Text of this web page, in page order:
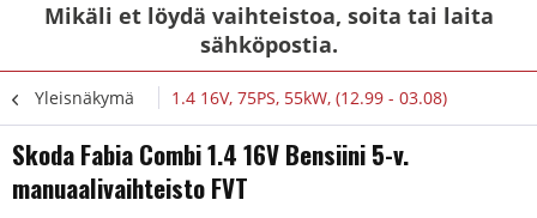
Mikäli et löydä vaihteistoa, soita tai laita
sähköpostia.
Yleisnäkymä 1.4 16V, 75PS, 55kW, (12.99 - 03.08)
Skoda Fabia Combi 1.4 16V Bensiini 5-v.
manuaalivaihteisto FVT